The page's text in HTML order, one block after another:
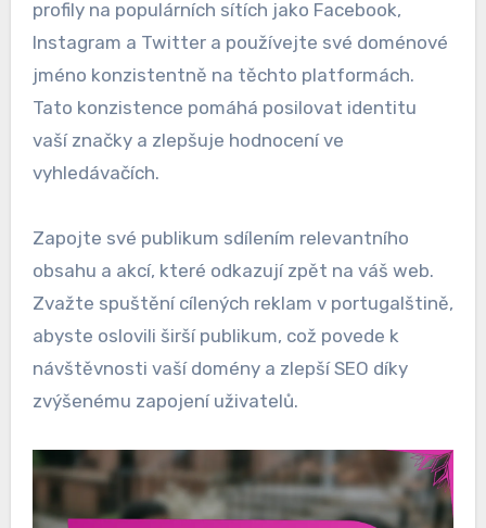
profily na populárních sítích jako Facebook,
Instagram a Twitter a používejte své doménové
jméno konzistentně na těchto platformách.
Tato konzistence pomáhá posilovat identitu
vaší značky a zlepšuje hodnocení ve
vyhledávačích.
Zapojte své publikum sdílením relevantního
obsahu a akcí, které odkazují zpět na váš web.
Zvažte spuštění cílených reklam v portugalštině,
abyste oslovili širší publikum, což povede k
návštěvnosti vaší domény a zlepší SEO díky
zvýšenému zapojení uživatelů.